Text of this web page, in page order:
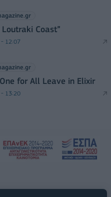
Loutraki Coast”
12:07
for All Leave in Elixir
13:20